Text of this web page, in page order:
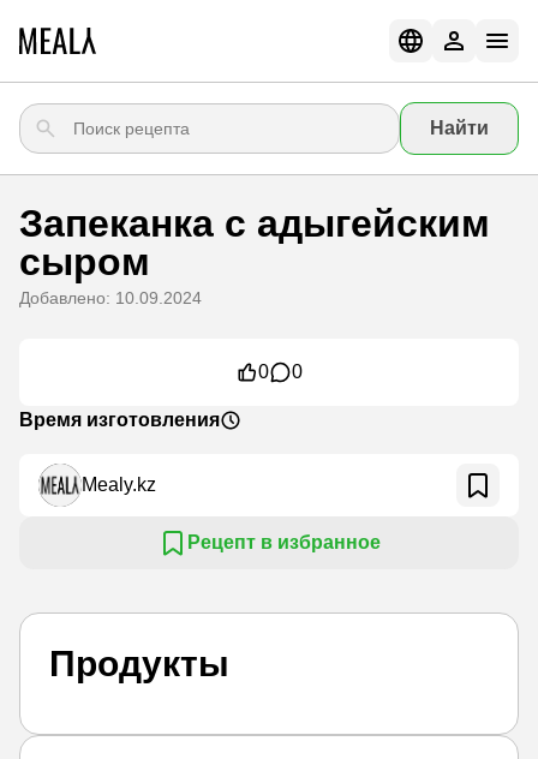
Найти
Запеканка с адыгейским
сыром
Добавлено: 10.09.2024
0 0
Время изготовления
Mealy.kz
Рецепт в избранное
Продукты